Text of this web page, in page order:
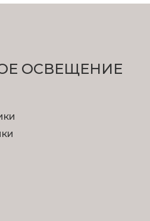
ОСВЕЩЕНИЕ